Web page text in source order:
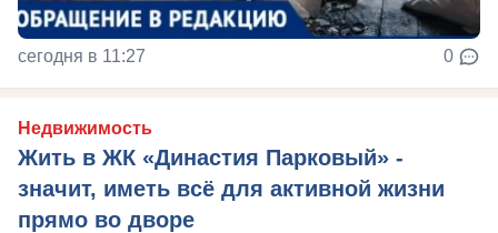
сегодня в 11:27 0
Недвижимость
Жить в ЖК «Династия Парковый» -
значит, иметь всё для активной жизни
прямо во дворе